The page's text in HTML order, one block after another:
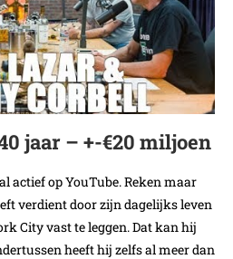
jaar – +-€20 miljoen
actief op YouTube. Reken maar
verdient door zijn dagelijks leven
City vast te leggen. Dat kan hij
heeft hij zelfs al meer dan